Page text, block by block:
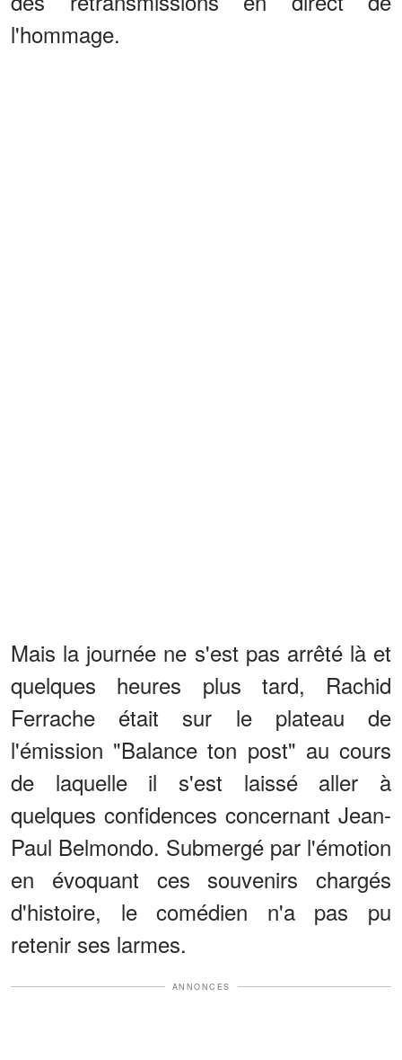
l'hommage.
Mais la journée ne s'est pas arrêté là et
quelques heures plus tard, Rachid
Ferrache était sur le plateau de
l'émission "Balance ton post" au cours
de laquelle il s'est laissé aller à
quelques confidences concernant Jean-
Paul Belmondo. Submergé par l'émotion
en évoquant ces souvenirs chargés
d'histoire, le comédien n'a pas pu
retenir ses larmes.
ANNONCES